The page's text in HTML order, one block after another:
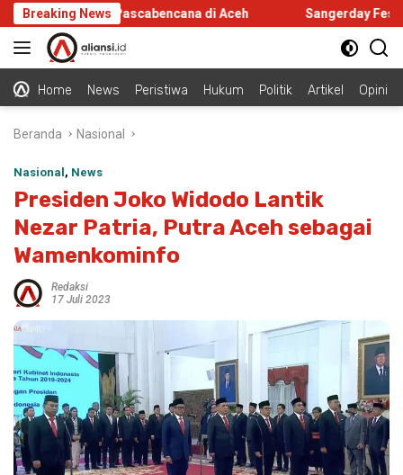
Langsung
ke
konten
Breaking NewsPascabencana di Aceh Sangerday Fest
Home News Peristiwa Hukum Politik Artikel Opini
Beranda Nasional
Nasional , News
Presiden Joko Widodo Lantik
Nezar Patria, Putra Aceh sebagai
Wamenkominfo
Redaksi
17 Juli 2023